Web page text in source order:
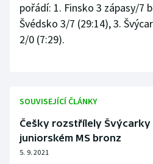
Olympijské hry
Parasport
Plážový volejbal
Ragby
Rychlobruslení
pořádí: 1. Finsko 3 zápasy/7
Švédsko 3/7 (29:14), 3.
2/0 (7:29).
SOUVISEJÍCÍ ČLÁNKY
Češky rozstřílely Švýcarky
juniorském MS bronz
5. 9. 2021